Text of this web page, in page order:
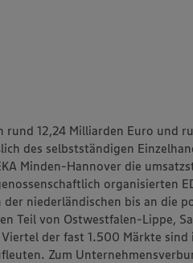
rund 12,24 Milliarden Euro und
des selbstständigen
Minden-Hannover die
organisierten
niederländischen bis an die
Teil von Ostwestfalen-Lippe,
der fast 1.500 Märkte
Zum